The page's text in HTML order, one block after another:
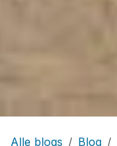
Alle blogs Blog